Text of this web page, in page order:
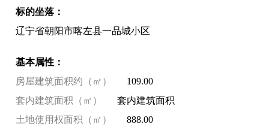
标的坐落：
辽宁省朝阳市喀左县一品城小区
基本属性：
房屋建筑面积约（㎡）
109.00
套内建筑面积（㎡）
套内建筑面积
土地使用权面积（㎡）
888.00